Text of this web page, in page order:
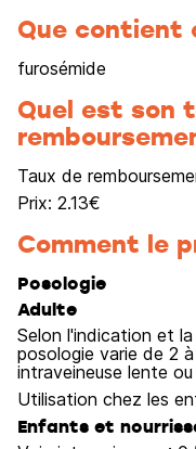
Que contient
furosémide
Quel est son
Taux de
Prix: 2.13€
Comment le
Posologie
Adulte
Selon l'indication et
posologie varie de 2
intraveineuse lente
Utilisation chez les
Enfants et